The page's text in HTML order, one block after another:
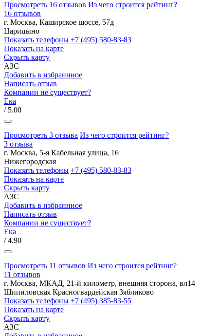
Просмотреть 16 отзывов Из чего строится рейтинг?
16 отзывов
г. Москва, Каширское шоссе, 57д
Царицыно
Показать телефоны +7 (495) 580-83-83
Показать на карте
Скрыть карту
АЗС
Добавить в избраннное
Написать отзыв
Компании не существует?
Ека
/ 5.00
Просмотреть 3 отзыва Из чего строится рейтинг?
3 отзыва
г. Москва, 5-я Кабельная улица, 16
Нижегородская
Показать телефоны +7 (495) 580-83-83
Показать на карте
Скрыть карту
АЗС
Добавить в избраннное
Написать отзыв
Компании не существует?
Ека
/ 4.90
Просмотреть 11 отзывов Из чего строится рейтинг?
11 отзывов
г. Москва, МКАД, 21-й километр, внешняя сторона, вл14
Шипиловская Красногвардейская Зябликово
Показать телефоны +7 (495) 385-83-55
Показать на карте
Скрыть карту
АЗС